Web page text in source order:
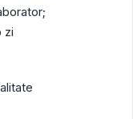
zi